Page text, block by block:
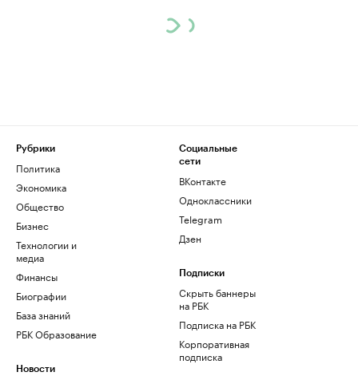
Рубрики
Политика
Экономика
Общество
Бизнес
Технологии и
медиа
Финансы
Биографии
База знаний
РБК Образование
Новости
Социальные
сети
ВКонтакте
Одноклассники
Telegram
Дзен
Подписки
Скрыть баннеры
на РБК
Подписка на РБК
Корпоративная
подписка